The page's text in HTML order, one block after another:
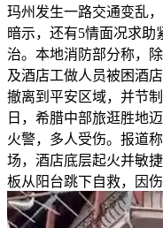
玛州发生一路交通变乱
暗示，还有5情面况求助
治。本地消防部分称，
及酒店工做人员被困酒
撤离到平安区域，并节制
日，希腊中部旅逛胜地
火警，多人受伤。报道
场，酒店底层起火并敏
板从阳台跳下自救，因伤